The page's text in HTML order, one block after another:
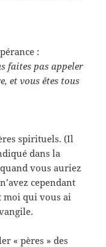
:
faites pas appeler
et vous êtes tous
spirituels. (Il
dans la
vous auriez
cependant
moi qui vous ai
« pères » des